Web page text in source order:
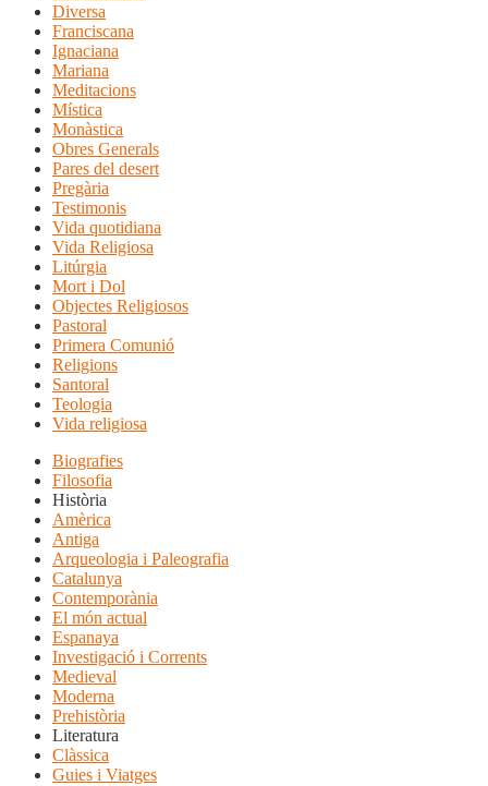
Diversa
Franciscana
Ignaciana
Mariana
Meditacions
Mística
Monàstica
Obres Generals
Pares del desert
Pregària
Testimonis
Vida quotidiana
Vida Religiosa
Litúrgia
Mort i Dol
Objectes Religiosos
Pastoral
Primera Comunió
Religions
Santoral
Teologia
Vida religiosa
Biografies
Filosofia
Història
Amèrica
Antiga
Arqueologia i Paleografia
Catalunya
Contemporània
El món actual
Espanaya
Investigació i Corrents
Medieval
Moderna
Prehistòria
Literatura
Clàssica
Guies i Viatges